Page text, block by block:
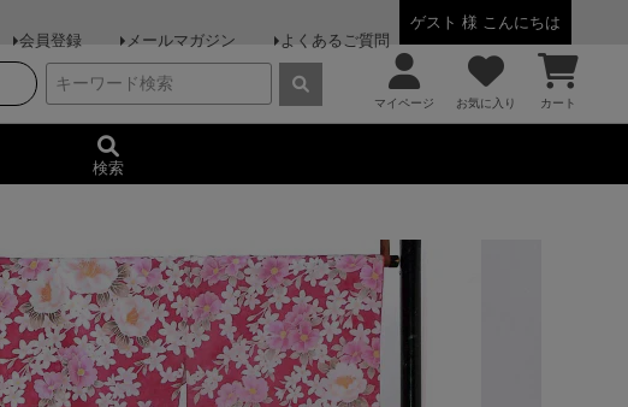
ゲスト 様 こんにちは
会員登録 メールマガジン よくあるご質問
マイページ お気に入り カート
検索